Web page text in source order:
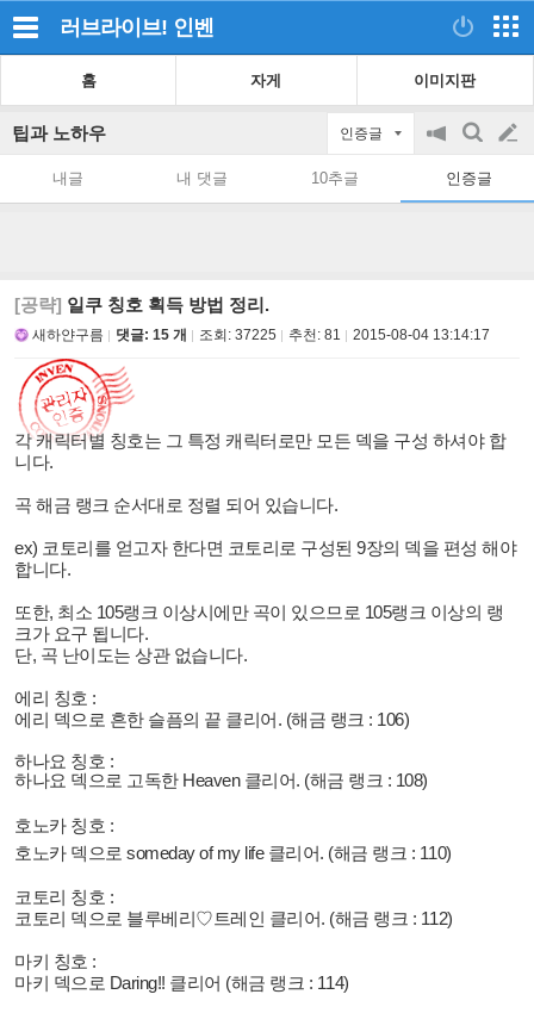
러브라이브! 인벤
홈 자게 이미지판
팁과 노하우 인증글
공
on/off
검
색
글
쓰
내글 내 댓글 10추글 인증글
[공략] 일쿠 칭호 획득 방법 정리.
새하얀구름 댓글: 15 개 조회: 37225 추천: 81 2015-08-04 13:14:17
각 캐릭터별 칭호는 그 특정 캐릭터로만 모든 덱을 구성 하셔야 합
니다.
곡 해금 랭크 순서대로 정렬 되어 있습니다.
ex) 코토리를 얻고자 한다면 코토리로 구성된 9장의 덱을 편성 해야
합니다.
또한, 최소 105랭크 이상시에만 곡이 있으므로 105랭크 이상의 랭
크가 요구 됩니다.
단, 곡 난이도는 상관 없습니다.
에리 칭호 :
에리 덱으로 흔한 슬픔의 끝 클리어. (해금 랭크 : 106)
하나요 칭호 :
하나요 덱으로 고독한 Heaven 클리어. (해금 랭크 : 108)
호노카 칭호 :
호노카 덱으로 someday of my life 클리어. (해금 랭크 : 110)
코토리 칭호 :
코토리 덱으로 블루베리♡트레인 클리어. (해금 랭크 : 112)
마키 칭호 :
마키 덱으로 Daring!! 클리어 (해금 랭크 : 114)